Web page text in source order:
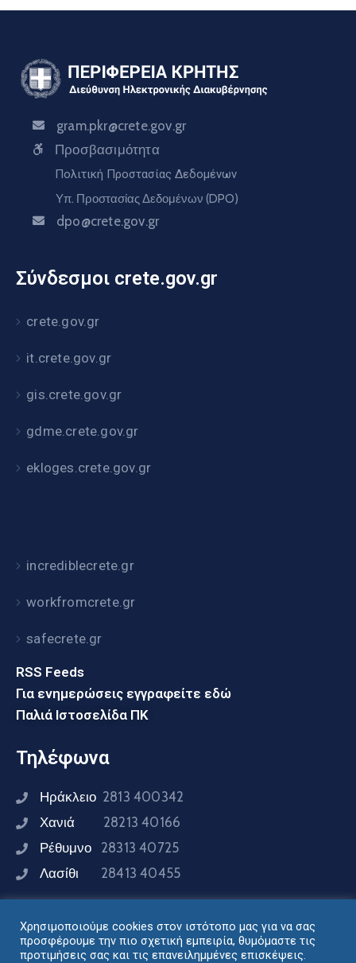
gram.pkr@crete.gov.gr
Προσβασιμότητα
Πολιτική Προστασίας Δεδομένων
Υπ. Προστασίας Δεδομένων (DPO)
dpo@crete.gov.gr
Σύνδεσμοι crete.gov.gr
crete.gov.gr
it.crete.gov.gr
gis.crete.gov.gr
gdme.crete.gov.gr
ekloges.crete.gov.gr
incrediblecrete.gr
workfromcrete.gr
safecrete.gr
RSS Feeds
Για ενημερώσεις εγγραφείτε εδώ
Παλιά Ιστοσελίδα ΠΚ
Τηλέφωνα
Ηράκλειο 2813 400342
Χανιά 28213 40166
Ρέθυμνο 28313 40725
Λασίθι 28413 40455
Συνδεθείτε μαζί μας
Χρησιμοποιούμε cookies στον ιστότοπο μας για να σας
προσφέρουμε την πιο σχετική εμπειρία, θυμόμαστε τις
προτιμήσεις σας και τις επανειλημμένες επισκέψεις.